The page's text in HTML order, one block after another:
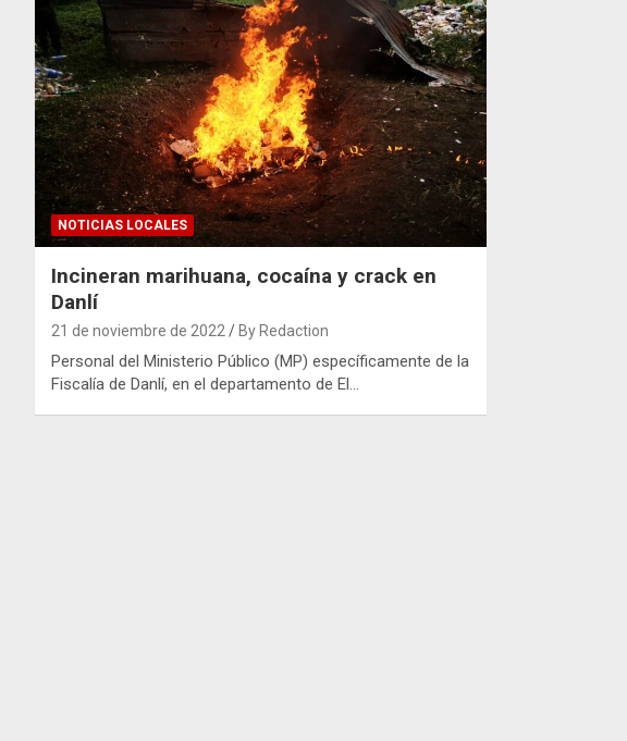
NOTICIAS LOCALES
Incineran marihuana, cocaína y crack en
Danlí
21 de noviembre de 2022 By Redaction
Personal del Ministerio Público (MP) específicamente de la
Fiscalía de Danlí, en el departamento de El…